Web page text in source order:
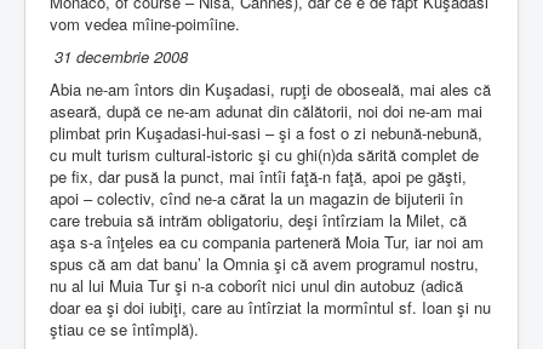
vom vedea mîine-poimîine.
31 decembrie 2008
Abia ne-am întors din Kuşadasi, rupţi de oboseală, mai ales că
aseară, după ce ne-am adunat din călătorii, noi doi ne-am mai
plimbat prin Kuşadasi-hui-sasi – şi a fost o zi nebună-nebună,
cu mult turism cultural-istoric şi cu ghi(n)da sărită complet de
pe fix, dar pusă la punct, mai întîi faţă-n faţă, apoi pe găşti,
apoi – colectiv, cînd ne-a cărat la un magazin de bijuterii în
care trebuia să intrăm obligatoriu, deşi întîrziam la Milet, că
aşa s-a înţeles ea cu compania parteneră Moia Tur, iar noi am
spus că am dat banu’ la Omnia şi că avem programul nostru,
nu al lui Muia Tur şi n-a coborît nici unul din autobuz (adică
doar ea şi doi iubiţi, care au întîrziat la mormîntul sf. Ioan şi nu
ştiau ce se întîmplă).